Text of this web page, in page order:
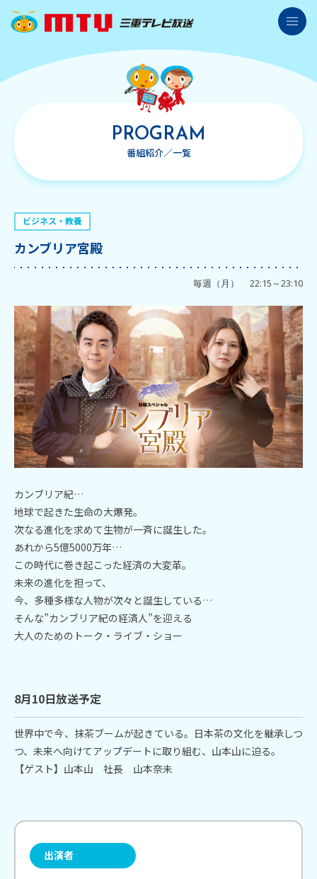
番組紹介
県内ニュース
イベント情報
レシピ情報
ブログ
第2チャンネル／エムツー
お知らせ
お問い合わせ
会社案内
関連会社
プライバシーポリシー
PROGRAM
番組紹介／一覧
ビジネス・教養
カンブリア宮殿
毎週（月） 22:15～23:10
カンブリア紀…
地球で起きた生命の大爆発。
次なる進化を求めて生物が一斉に誕生した。
あれから5億5000万年…
この時代に巻き起こった経済の大変革。
未来の進化を担って、
今、多種多様な人物が次々と誕生している…
そんな”カンブリア紀の経済人”を迎える
大人のためのトーク・ライブ・ショー
8月10日放送予定
世界中で今、抹茶ブームが起きている。日本茶の文化を継承しつ
つ、未来へ向けてアップデートに取り組む、山本山に迫る。
【ゲスト】山本山 社長 山本奈未
出演者